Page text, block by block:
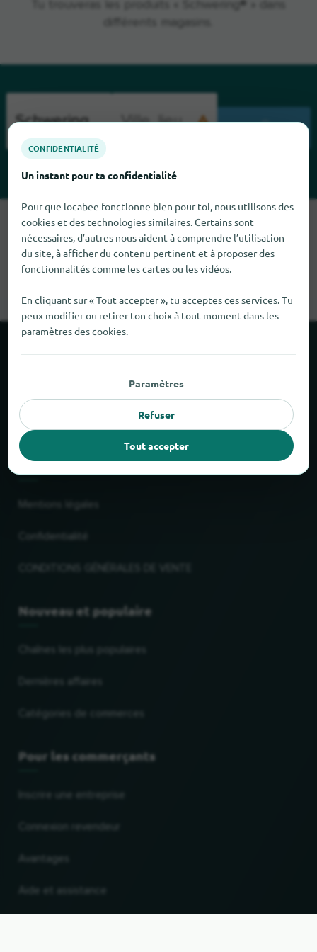
Tu trouveras les produits « Schwering® » dans
Malheureusement, nous ne pouvons pas trouver Schwering
pour le moment. Si tu sais où trouver Schwering ici, nous
serions heureux que tu nous le dises.
À propos de locabee
Partenaires
Mentions légales
Nouveau et populaire
Pour les commerçants
Avantages
CONFIDENTIALITÉ
Un instant pour ta confidentialité
Pour que locabee fonctionne bien pour toi, nous utilisons des
cookies et des technologies similaires. Certains sont
nécessaires, d’autres nous aident à comprendre l’utilisation
du site, à afficher du contenu pertinent et à proposer des
fonctionnalités comme les cartes ou les vidéos.
En cliquant sur « Tout accepter », tu acceptes ces services. Tu
peux modifier ou retirer ton choix à tout moment dans les
paramètres des cookies.
Paramètres
Refuser
Tout accepter